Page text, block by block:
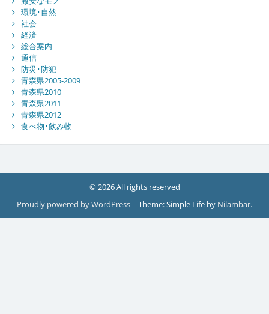
環境･自然
社会
経済
総合案内
通信
防災･防犯
青森県2005-2009
青森県2010
青森県2011
青森県2012
食べ物･飲み物
© 2026 All rights reserved
Proudly powered by WordPress | Theme: Simple Life by Nilambar.